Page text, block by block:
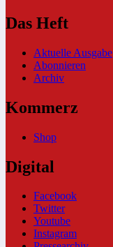
Das Heft
Aktuelle Ausgabe
Abonnieren
Archiv
Kommerz
Shop
Digital
Facebook
Twitter
Youtube
Instagram